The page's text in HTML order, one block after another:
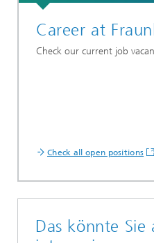
Career at
Check our current job
Check all open positions
Das könnte Sie